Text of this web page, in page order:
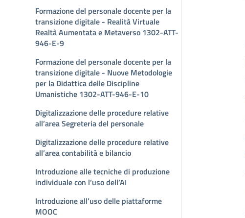
Formazione del personale docente per la
transizione digitale - Realità Virtuale
Realtà Aumentata e Metaverso 1302-ATT-
946-E-9
Formazione del personale docente per la
transizione digitale - Nuove Metodologie
per la Didattica delle Discipline
Umanistiche 1302-ATT-946-E-10
Digitalizzazione delle procedure relative
all’area Segreteria del personale
Digitalizzazione delle procedure relative
all’area contabilità e bilancio
Introduzione alle tecniche di produzione
individuale con l’uso dell’AI
Introduzione all’uso delle piattaforme
MOOC